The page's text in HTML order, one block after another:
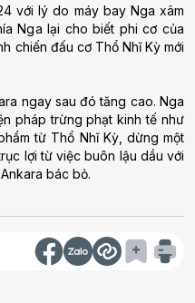
với lý do máy bay Nga xâm
Nga lại cho biết phi cơ của
chiến đấu cơ Thổ Nhĩ Kỳ mới
ngay sau đó tăng cao. Nga
pháp trừng phạt kinh tế như
từ Thổ Nhĩ Kỳ, dừng một
lợi từ việc buôn lậu dầu với
bác bỏ.